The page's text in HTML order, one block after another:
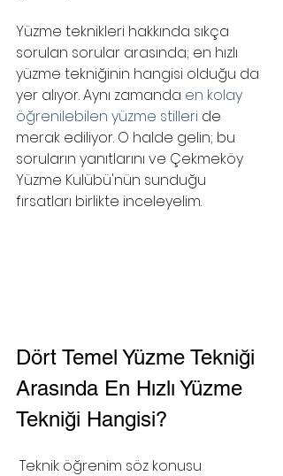
Yüzme teknikleri hakkında sıkça
sorulan sorular arasında; en hızlı
yüzme tekniğinin hangisi olduğu da
yer alıyor. Aynı zamanda en kolay
öğrenilebilen yüzme stilleri de
merak ediliyor. O halde gelin; bu
soruların yanıtlarını ve Çekmeköy
Yüzme Kulübü'nün sunduğu
fırsatları birlikte inceleyelim.
Dört Temel Yüzme Tekniği
Arasında En Hızlı Yüzme
Tekniği Hangisi?